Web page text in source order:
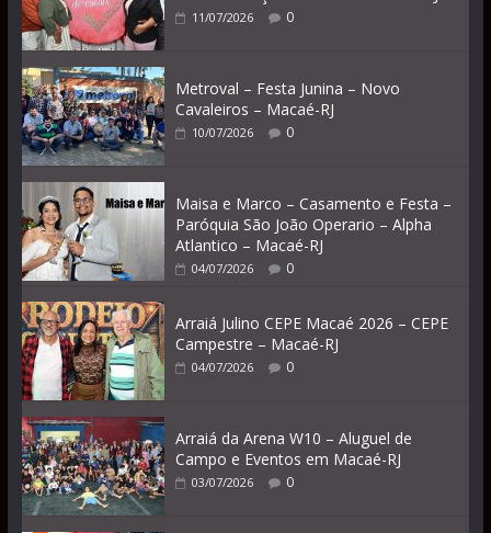
11/07/2026 0
Metroval – Festa Junina – Novo
Cavaleiros – Macaé-RJ
10/07/2026 0
Maisa e Marco – Casamento e Festa –
Paróquia São João Operario – Alpha
Atlantico – Macaé-RJ
04/07/2026 0
Arraiá Julino CEPE Macaé 2026 – CEPE
Campestre – Macaé-RJ
04/07/2026 0
Arraiá da Arena W10 – Aluguel de
Campo e Eventos em Macaé-RJ
03/07/2026 0